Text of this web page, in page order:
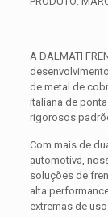
A DALMATI
de metal de
italiana de
rigorosos
Com mais de
automotiva,
soluções de
alta
extremas de